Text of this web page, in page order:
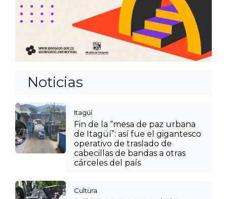
Noticias
Itagüí
Fin de la “mesa de paz urbana
de Itagüí”: así fue el gigantesco
operativo de traslado de
cabecillas de bandas a otras
cárceles del país
Cultura